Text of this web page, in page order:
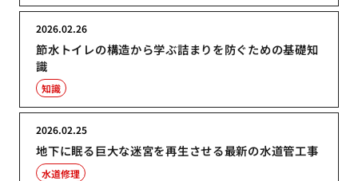
節水トイレの構造から学ぶ詰まりを防ぐための基礎知
識
2026.02.26
知識
地下に眠る巨大な迷宮を再生させる最新の水道管工事
2026.02.25
水道修理